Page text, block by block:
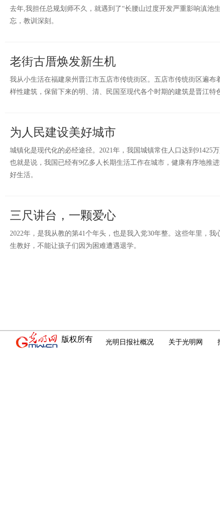
去年,我担任总规划师不久，就遇到了“长腰山过度开发严重影响滇池
忘，教训深刻。
老街古厝焕发新生机
我从小生活在福建泉州晋江市五店市传统街区。五店市传统街区遍布
样性建筑，保留下来的明、清、民国至现代各个时期的建筑是晋江特
为人民建设美好城市
城镇化是现代化的必经途径。2021年，我国城镇常住人口达到91425
也就是说，我国已经有9亿多人长期生活工作在城市，健康有序地推
好生活。
三尺讲台，一颗爱心
2022年，是我从教的第41个年头，也是我入党30年整。这些年里，
生教好，不能让孩子们因为困难遭遇退学。
版权所有 光明日报社概况 关于光明网